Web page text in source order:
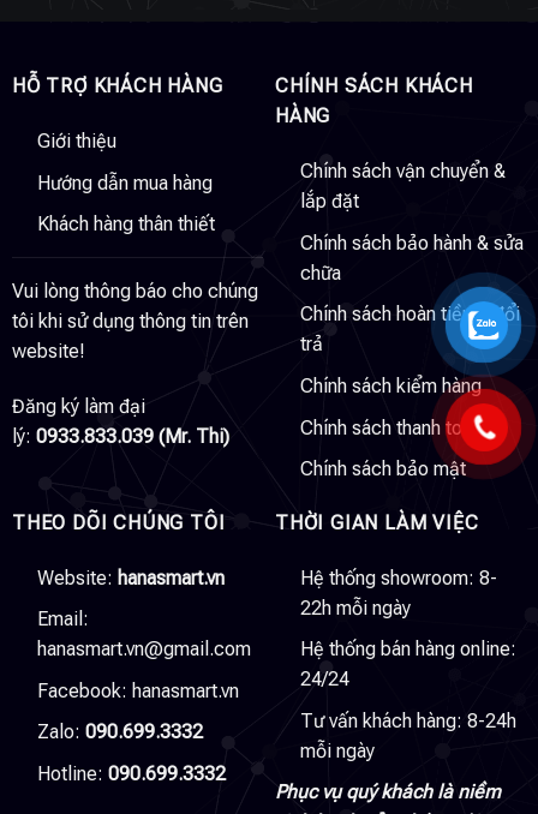
HỖ TRỢ KHÁCH HÀNG
Giới thiệu
Hướng dẫn mua hàng
Khách hàng thân thiết
Vui lòng thông báo cho chúng
tôi khi sử dụng thông tin trên
website!
Đăng ký làm đại
lý: 0933.833.039 (Mr. Thi)
CHÍNH SÁCH KHÁCH
HÀNG
Chính sách vận chuyển &
lắp đặt
Chính sách bảo hành & sửa
chữa
Chính sách hoàn tiền & đổi
trả
Chính sách kiểm hàng
Chính sách thanh toán
Chính sách bảo mật
THEO DÕI CHÚNG TÔI
Website: hanasmart.vn
Email:
hanasmart.vn@gmail.com
Facebook: hanasmart.vn
Zalo: 090.699.3332
Hotline: 090.699.3332
THỜI GIAN LÀM VIỆC
Hệ thống showroom: 8-
22h mỗi ngày
Hệ thống bán hàng online:
24/24
Tư vấn khách hàng: 8-24h
mỗi ngày
Phục vụ quý khách là niềm